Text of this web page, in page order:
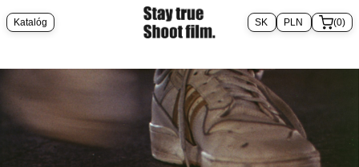
Katalóg (0)